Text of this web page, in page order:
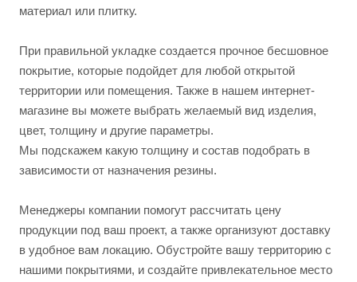
материал или плитку.
При правильной укладке создается прочное бесшовное
покрытие, которые подойдет для любой открытой
территории или помещения. Также в нашем интернет-
магазине вы можете выбрать желаемый вид изделия,
цвет, толщину и другие параметры.
Мы подскажем какую толщину и состав подобрать в
зависимости от назначения резины.
Менеджеры компании помогут рассчитать цену
продукции под ваш проект, а также организуют доставку
в удобное вам локацию. Обустройте вашу территорию с
нашими покрытиями, и создайте привлекательное место